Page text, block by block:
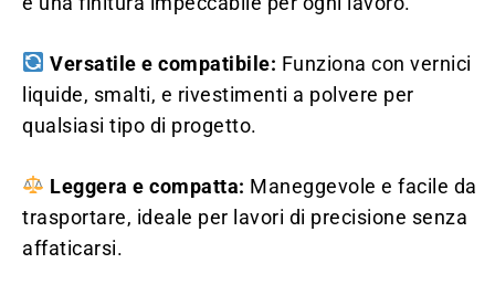
Versatile e compatibile: Funziona con vernici
liquide, smalti, e rivestimenti a polvere per
qualsiasi tipo di progetto.
Leggera e compatta: Maneggevole e facile da
trasportare, ideale per lavori di precisione senza
affaticarsi.